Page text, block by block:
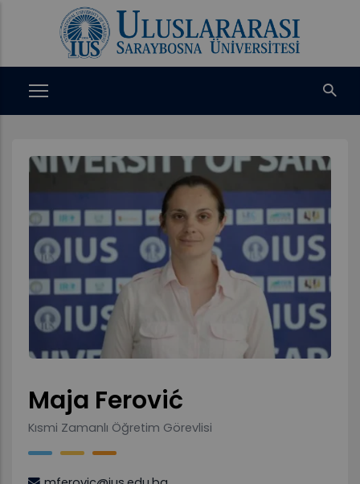
Maja Ferović
Kısmi Zamanlı Öğretim Görevlisi